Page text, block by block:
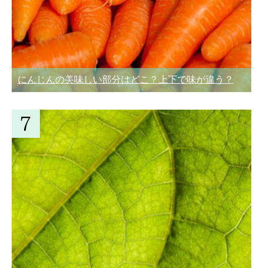
にんじんの美味しい部分はどこ？上下で味が違う？